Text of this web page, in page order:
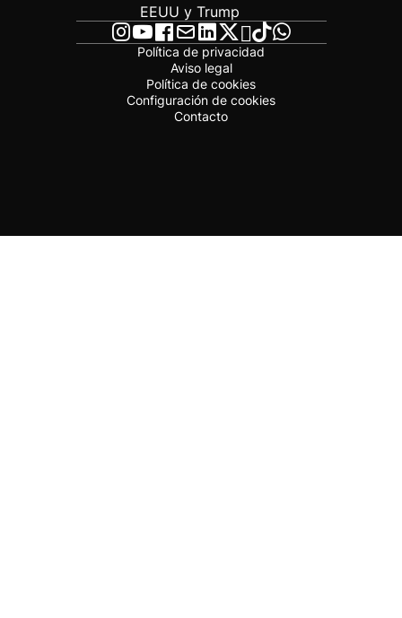
EEUU y Trump
Política de privacidad
Aviso legal
Política de cookies
Configuración de cookies
Contacto